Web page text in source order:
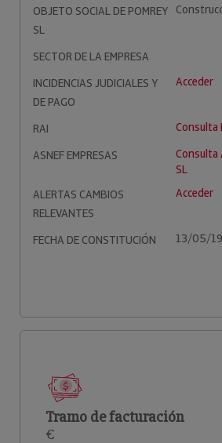
OBJETO SOCIAL DE POMREY
SL
SECTOR DE LA EMPRESA
INCIDENCIAS JUDICIALES Y
DE PAGO
Acceder
RAI
Consulta
ASNEF EMPRESAS
Consulta
SL
ALERTAS CAMBIOS
RELEVANTES
Acceder
FECHA DE CONSTITUCIÓN 13/05/
Tramo de facturación
€